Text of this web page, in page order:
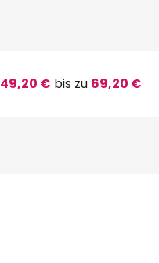
49,20 € bis zu 69,20 €